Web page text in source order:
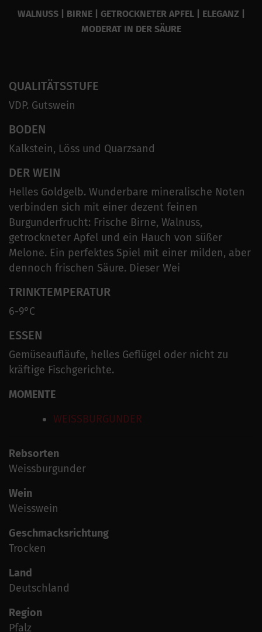
WALNUSS | BIRNE | GETROCKNETER APFEL | ELEGANZ |
MODERAT IN DER SÄURE
QUALITÄTSSTUFE
VDP. Gutswein
BODEN
Kalkstein, Löss und Quarzsand
DER WEIN
Helles Goldgelb. Wunderbare mineralische Noten
verbinden sich mit einer dezent feinen
Burgunderfrucht: Frische Birne, Walnuss,
getrockneter Apfel und ein Hauch von süßer
Melone. Ein perfektes Spiel mit einer milden, aber
dennoch frischen Säure. Dieser Wei
TRINKTEMPERATUR
6-9°C
ESSEN
Gemüseaufläufe, helles Geflügel oder nicht zu
kräftige Fischgerichte.
MOMENTE
WEISSBURGUNDER
Rebsorten
Weissburgunder
Wein
Weisswein
Geschmacksrichtung
Trocken
Land
Deutschland
Region
Pfalz